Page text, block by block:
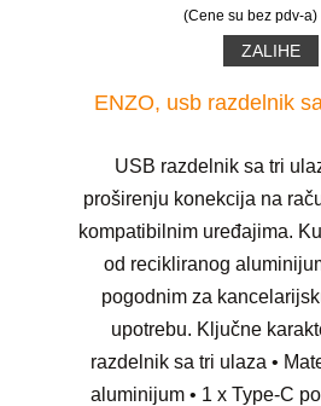
(Cene su bez pdv-a)
ZALIHE
ENZO, usb razdelnik
USB razdelnik sa tri
proširenju konekcija na
kompatibilnim uređajima.
od recikliranog
pogodnim za
upotrebu. Ključne
razdelnik sa tri ulaza •
aluminijum • 1 x Type-C